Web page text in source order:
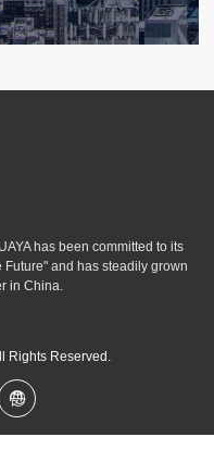
has been committed to its
and has steadily grown
in China.
Rights Reserved.
